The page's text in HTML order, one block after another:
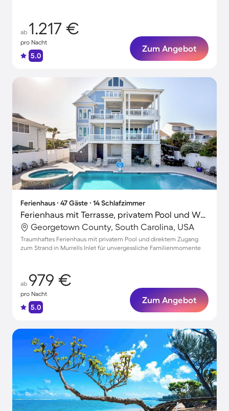
ab 1.217 €
pro Nacht
5.0
Zum Angebot
Ferienhaus ∙ 47 Gäste ∙ 14 Schlafzimmer
Ferienhaus mit Terrasse, privatem Pool und Whirlpool | Naturblick
Georgetown County, South Carolina, USA
Traumhaftes Ferienhaus mit privatem Pool und direktem Zugang
zum Strand in Murrells Inlet für unvergessliche Familienmomente
ab 979 €
pro Nacht
5.0
Zum Angebot